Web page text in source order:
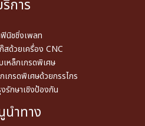
การ
นิชชิ่งเพลท
สด้วยเครื่อง CNC
หล็กเกรดพิเศษ
เกรดพิเศษด้วยกรรไกร
รักษาเชิงป้องกัน
นำทาง